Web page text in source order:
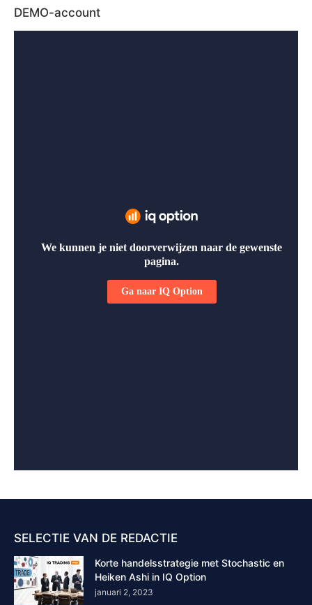
DEMO-account
SELECTIE VAN DE REDACTIE
Korte handelsstrategie met Stochastic en
Heiken Ashi in IQ Option
januari 2, 2023